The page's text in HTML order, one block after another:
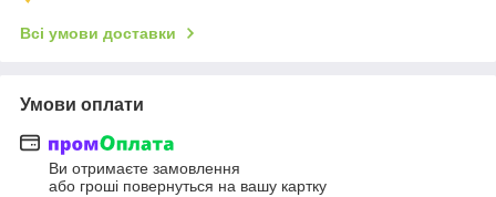
Всі умови доставки
Умови оплати
Ви отримаєте замовлення
або гроші повернуться на вашу картку